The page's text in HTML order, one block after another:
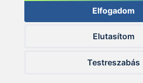
Elfogadom
Elutasítom
Testreszabás